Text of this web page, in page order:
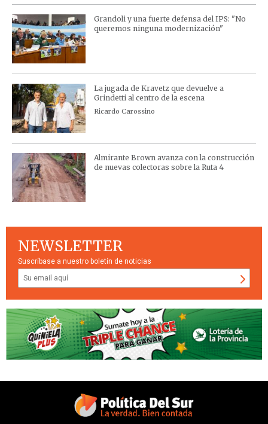
Grandoli y una fuerte defensa del IPS: "No
queremos ninguna modernización"
La jugada de Kravetz que devuelve a
Grindetti al centro de la escena
Ricardo Carossino
Almirante Brown avanza con la construcción
de nuevas colectoras sobre la Ruta 4
NEWSLETTER
Suscríbase a nuestro boletín de noticias